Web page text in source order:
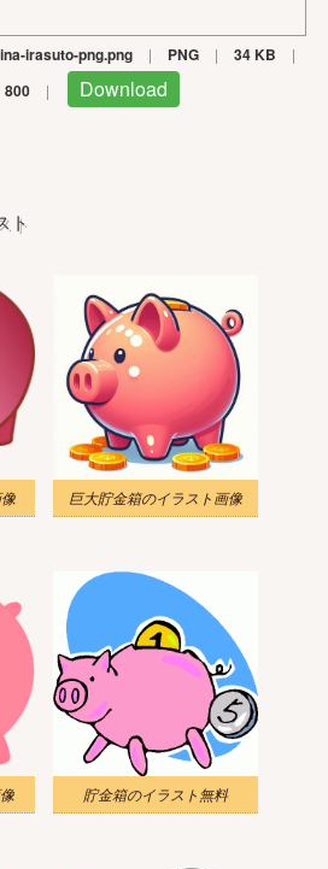
irasuto-png.png | PNG | 34 KB |
800 | Download
ト
巨大貯金箱のイラスト画像
貯金箱のイラスト無料